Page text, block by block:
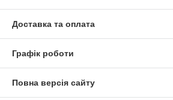
Доставка та оплата
Графік роботи
Повна версія сайту